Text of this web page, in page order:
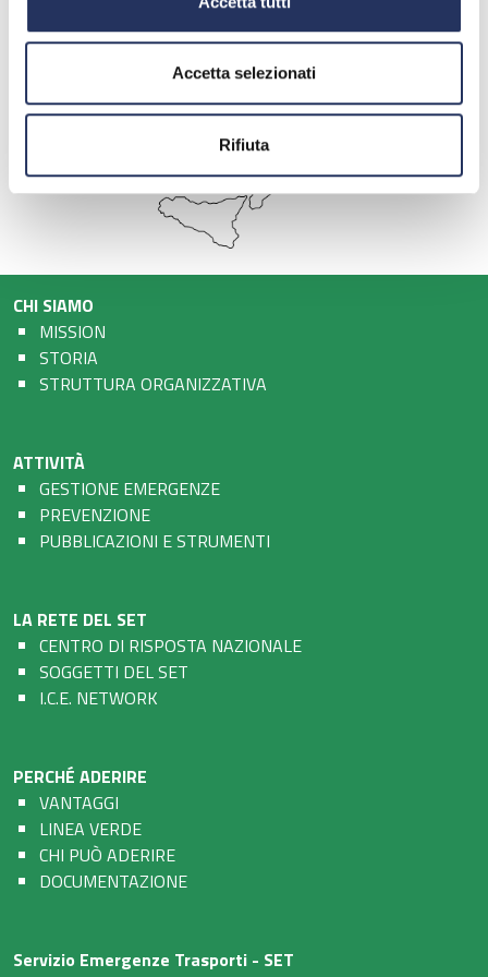
Accetta selezionati
Rifiuta
CHI SIAMO
MISSION
STORIA
STRUTTURA ORGANIZZATIVA
ATTIVITÀ
GESTIONE EMERGENZE
PREVENZIONE
PUBBLICAZIONI E STRUMENTI
LA RETE DEL SET
CENTRO DI RISPOSTA NAZIONALE
SOGGETTI DEL SET
I.C.E. NETWORK
PERCHÉ ADERIRE
VANTAGGI
LINEA VERDE
CHI PUÒ ADERIRE
DOCUMENTAZIONE
Servizio Emergenze Trasporti - SET